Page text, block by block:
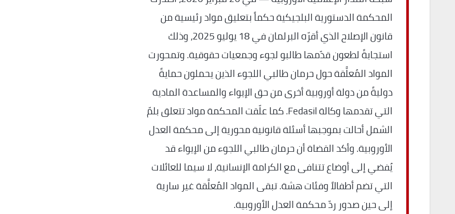
المحكمة الدستورية البلجيكية حكماً بتعليق مواد رئيسية من
قانون الإصلاح الذي أقرّه البرلمان في 18 يوليو 2025، وذلك
استجابةً لطعون قدّمها طالبو لجوء وجمعيات حقوقية. وتمحورت
المواد المُعلَّقة حول حرمان طالبي اللجوء الذين يحملون حمايةً
دوليةً من دولة أوروبية أخرى من حق الإيواء والمساعدة المادية
التي تقدمها وكالة Fedasil. كما علّقت المحكمة مواد تتعلق بلمّ
الشمل أحالت بموجبها أسئلة قانونية محورية إلى محكمة العدل
الأوروبية. وأكد القضاة أن حرمان طالبي اللجوء من الإيواء قد
يُفضي إلى أوضاع تتنافى مع الكرامة الإنسانية، لا سيما للعائلات
التي تضم أطفالاً وفئات هشة. تبقى المواد المُعلَّقة غير سارية
إلى حين صدور ردّ محكمة العدل الأوروبية.